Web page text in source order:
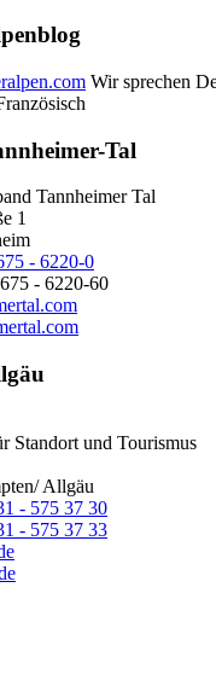
Wir sprechen
Tal
Tannheimer Tal
1
- 6220-0
- 6220-60
Standort und Tourismus
Allgäu
- 575 37 30
- 575 37 33